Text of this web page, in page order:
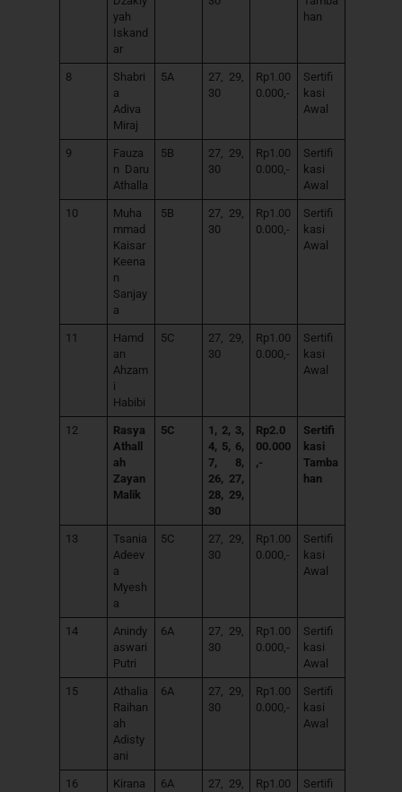
yah
Iskand
ar
han
8
Shabri
a
Adiva
Miraj
5A
27, 29,
30
Rp1.00
0.000,-
Sertifi
kasi
Awal
9
Fauza
n Daru
Athalla
5B
27, 29,
30
Rp1.00
0.000,-
Sertifi
kasi
Awal
10
Muha
mmad
Kaisar
Keena
n
Sanjay
a
5B
27, 29,
30
Rp1.00
0.000,-
Sertifi
kasi
Awal
11
Hamd
an
Ahzam
i
Habibi
5C
27, 29,
30
Rp1.00
0.000,-
Sertifi
kasi
Awal
12
Rasya
Athall
ah
Zayan
Malik
5C
1, 2, 3,
4, 5, 6,
7, 8,
26, 27,
28, 29,
30
Rp2.0
00.000
,-
Sertifi
kasi
Tamba
han
13
Tsania
Adeev
a
Myesh
a
5C
27, 29,
30
Rp1.00
0.000,-
Sertifi
kasi
Awal
14
Anindy
aswari
Putri
6A
27, 29,
30
Rp1.00
0.000,-
Sertifi
kasi
Awal
15
Athalia
Raihan
ah
Adisty
ani
6A
27, 29,
30
Rp1.00
0.000,-
Sertifi
kasi
Awal
16
Kirana
6A
27, 29,
Rp1.00
Sertifi